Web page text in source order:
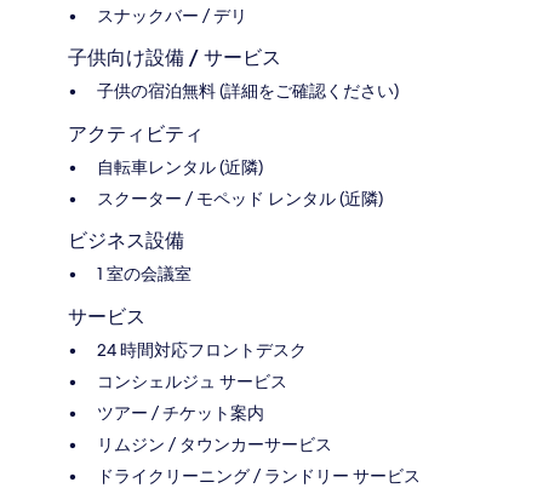
スナックバー / デリ
子供向け設備 / サービス
子供の宿泊無料 (詳細をご確認ください)
アクティビティ
自転車レンタル (近隣)
スクーター / モペッド レンタル (近隣)
ビジネス設備
1 室の会議室
サービス
24 時間対応フロントデスク
コンシェルジュ サービス
ツアー / チケット案内
リムジン / タウンカーサービス
ドライクリーニング / ランドリー サービス